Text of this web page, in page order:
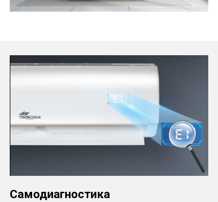
Самодиагностика